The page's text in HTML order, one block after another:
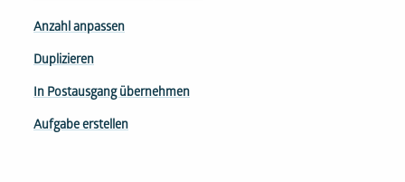
Anzahl anpassen
Duplizieren
In Postausgang übernehmen
Aufgabe erstellen